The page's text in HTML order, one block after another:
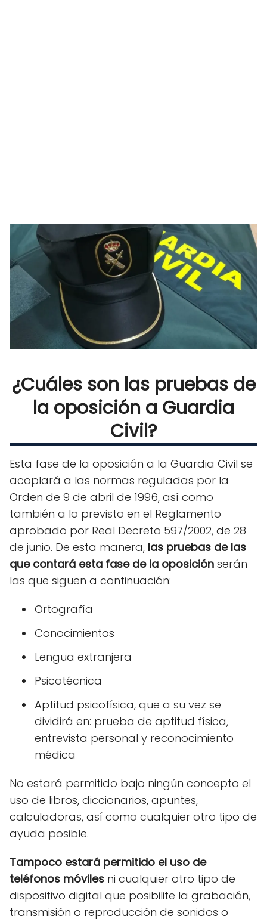
¿Cuáles son las pruebas de
la oposición a Guardia
Civil?
Esta fase de la oposición a la Guardia Civil se
acoplará a las normas reguladas por la
Orden de 9 de abril de 1996, así como
también a lo previsto en el Reglamento
aprobado por Real Decreto 597/2002, de 28
de junio. De esta manera, las pruebas de las
que contará esta fase de la oposición serán
las que siguen a continuación:
Ortografía
Conocimientos
Lengua extranjera
Psicotécnica
Aptitud psicofísica, que a su vez se
dividirá en: prueba de aptitud física,
entrevista personal y reconocimiento
médica
No estará permitido bajo ningún concepto el
uso de libros, diccionarios, apuntes,
calculadoras, así como cualquier otro tipo de
ayuda posible.
Tampoco estará permitido el uso de
teléfonos móviles ni cualquier otro tipo de
dispositivo digital que posibilite la grabación,
transmisión o reproducción de sonidos o